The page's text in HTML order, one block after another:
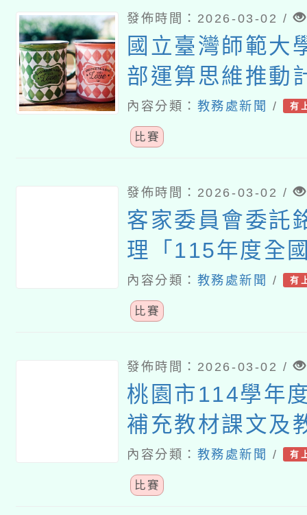
發佈時間：2026-03-02 /
國立臺灣師範大
部運算思維推動
國際運算思維挑
內容分類： 教務處新聞 / 有
比賽
發佈時間：2026-03-02 /
客家委員會委託
理「115年度全
家藝文競賽－客
競賽」
內容分類： 教務處新聞 / 有
比賽
發佈時間：2026-03-02 /
桃園市114學年
補充教材課文及
計徵選活動
內容分類： 教務處新聞 / 有
比賽